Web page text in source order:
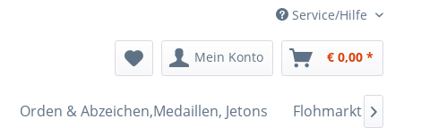
Service/Hilfe
Mein Konto € 0,00 *
Orden & Abzeichen,Medaillen, Jetons Flohmarkt Bazar
